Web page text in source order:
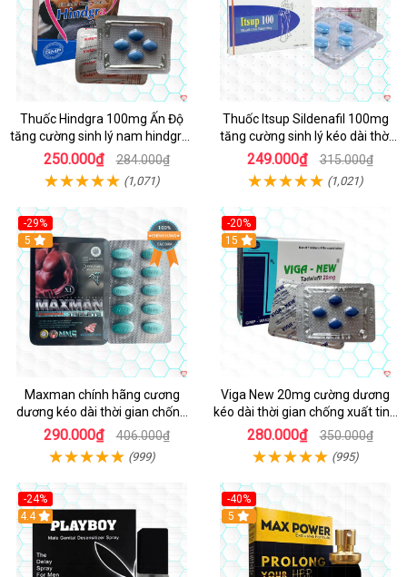
Thuốc Hindgra 100mg Ấn Độ
tăng cường sinh lý nam hindgra-
100 chống xts cương dương
250.000₫ 284.000₫
(1,071)
Thuốc Itsup Sildenafil 100mg
tăng cường sinh lý kéo dài thời
gian cho nam
249.000₫ 315.000₫
(1,021)
-29%
Hot
5
Maxman chính hãng cương
dương kéo dài thời gian chống
xuất tinh sớm hộp 10 viên
290.000₫ 406.000₫
(999)
-20%
15
Viga New 20mg cường dương
kéo dài thời gian chống xuất tinh
hộp 4 viên
280.000₫ 350.000₫
(995)
-24%
Hot
4.4
-40%
5